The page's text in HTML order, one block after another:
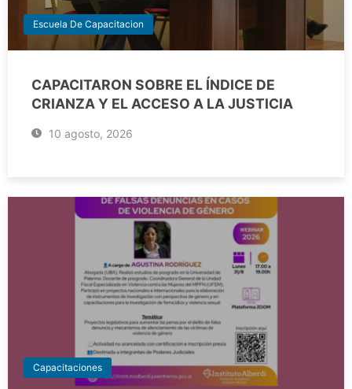
Escuela De Capacitacion
CAPACITARON SOBRE EL ÍNDICE DE
CRIANZA Y EL ACCESO A LA JUSTICIA
10 agosto, 2026
Capacitaciones